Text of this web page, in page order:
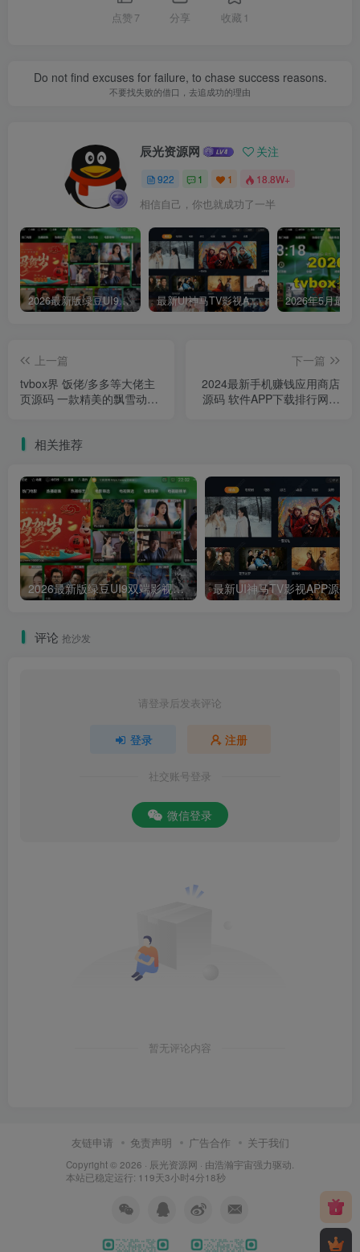
点赞 7 分享 收藏 1
Do not find excuses for failure, to chase success reasons.
不要找失败的借口，去追成功的理由
辰光资源网 关注
922 1 1 18.8W+
相信自己，你也就成功了一半
2026最新版绿豆UI9双端影视APP源码 最新UI神马TV影视APP源码 乐檬影视苹果CMS后台 包含前后端源码
上一篇
tvbox界 饭佬/多多等大佬主
页源码 一款精美的飘雪动态
下一篇
2024最新手机赚钱应用商店
源码 软件APP下载排行网站
相关推荐
2026最新版绿豆UI9双端影视APP源码
评论 抢沙发
请登录后发表评论
登录 注册
社交账号登录
微信登录
暂无评论内容
友链申请 免责声明 广告合作 关于我们
Copyright © 2026 · 辰光资源网 · 由浩瀚宇宙强力驱动.
本站已稳定运行: 119天3小时4分18秒